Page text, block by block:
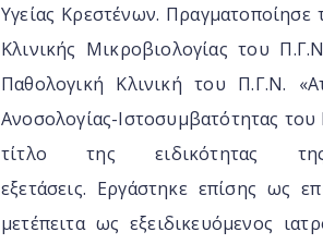
Υγείας Κρεστένων.
Κλινικής Μικροβιολογίας του
Παθολογική Κλινική του Π.Γ.Ν.
Ανοσολογίας-Ιστοσυμβατότητας
τίτλο της ειδικότητας
εξετάσεις. Εργάστηκε επίσης ως
μετέπειτα ως εξειδικευόμενος